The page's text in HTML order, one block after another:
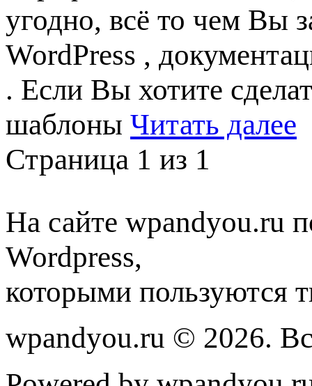
угодно, всё то чем Вы
WordPress ,
. Если Вы хотите
шаблоны Читать далее
Страница 1 из 1
На сайте wpandyou.ru
Wordpress,
которыми пользуются
wpandyou.ru © 2026.